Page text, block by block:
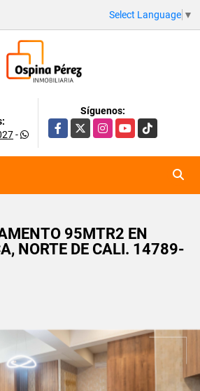
Select Language ▼
-
Síguenos:
Facebook
X InstagramYouTubeTikTok
95MTR2 EN
NORTE DE CALI. 14789-